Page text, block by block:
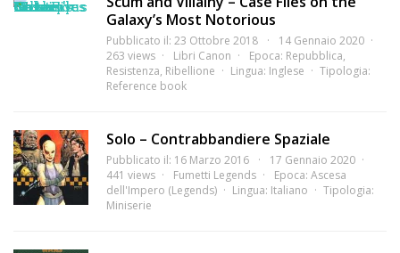
Galaxy’s Most Notorious
Pubblicato il: 23 Ottobre 2018
14 Gennaio 2020
263 views
Libri Canon Epoca: Repubblica,
Resistenza, Ribellione Lingua: Inglese
Tipologia:
Reference book
Solo – Contrabbandiere Spaziale
Pubblicato il: 16 Marzo 2016
17 Gennaio 2020
441 views
Fumetti Legends Epoca: Ascesa
dell'Impero (Legends)
Lingua: Italiano
Tipologia:
Miniserie